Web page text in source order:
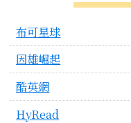
布可星球
因雄崛起
酷英網
HyRead